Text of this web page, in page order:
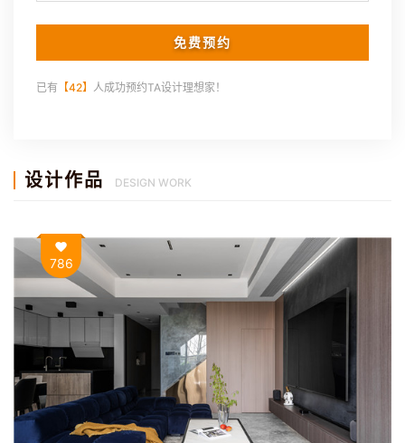
已有 【42】 人成功预约TA设计理想家！
设计作品 DESIGN WORK
786